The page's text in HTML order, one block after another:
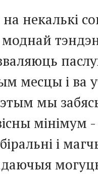
некалькі
моднай
месцы і ва
мы
мінімум
і